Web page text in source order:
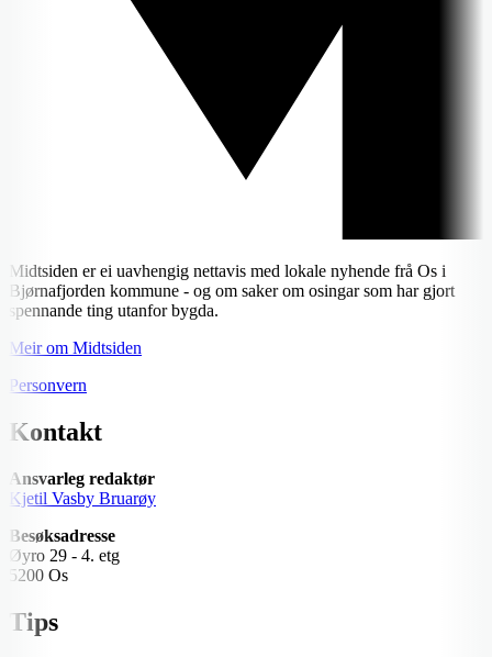
Midtsiden er ei uavhengig nettavis med lokale nyhende frå Os i
Bjørnafjorden kommune - og om saker om osingar som har gjort
spennande ting utanfor bygda.
Meir om Midtsiden
Personvern
Kontakt
Ansvarleg redaktør
Kjetil Vasby Bruarøy
Besøksadresse
Øyro 29 - 4. etg
5200 Os
Tips